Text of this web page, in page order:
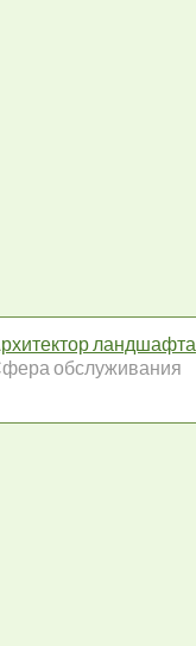
ландшафта
обслуживания